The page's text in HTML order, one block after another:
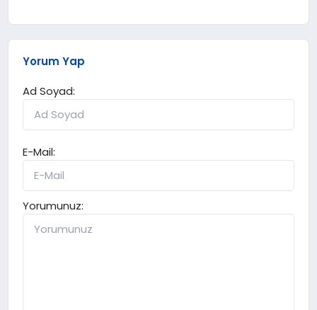
Yorum Yap
Ad Soyad:
E-Mail:
Yorumunuz: